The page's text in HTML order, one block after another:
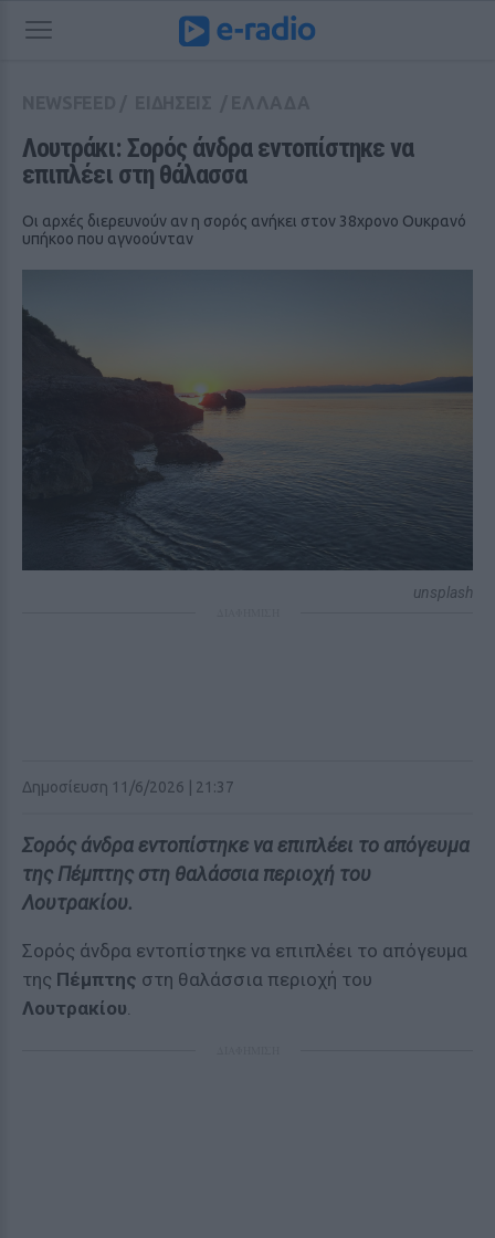
Λουτράκι: Σορός άνδρα εντοπίστηκε να
επιπλέει στη θάλασσα
Οι αρχές διερευνούν αν η σορός ανήκει στον 38χρονο Ουκρανό
υπήκοο που αγνοούνταν
unsplash
Δημοσίευση 11/6/2026 | 21:37
Σορός άνδρα εντοπίστηκε να επιπλέει το απόγευμα
της Πέμπτης στη θαλάσσια περιοχή του
Λουτρακίου.
Σορός άνδρα εντοπίστηκε να επιπλέει το απόγευμα
της Πέμπτης στη θαλάσσια περιοχή του
Λουτρακίου.